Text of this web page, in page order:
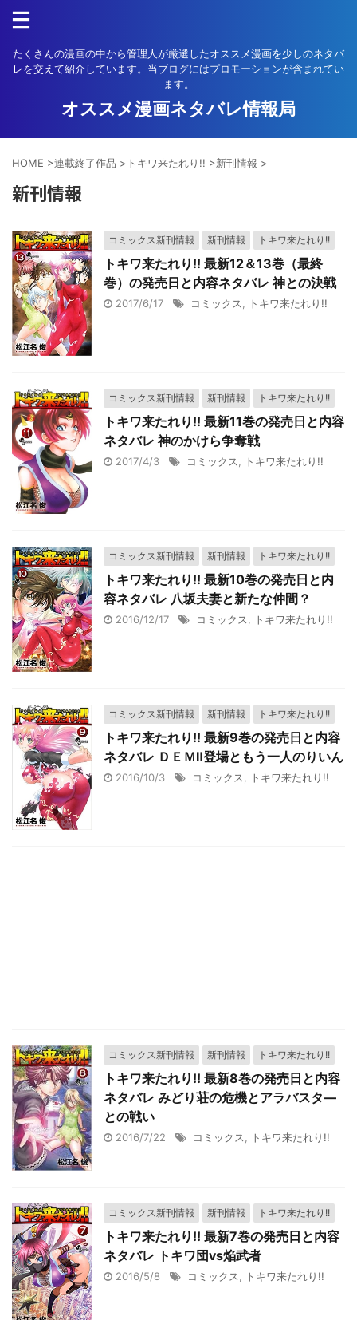
たくさんの漫画の中から管理人が厳選したオススメ漫画を少しのネタバ
レを交えて紹介しています。当ブログにはプロモーションが含まれてい
ます。
オススメ漫画ネタバレ情報局
HOME >連載終了作品 > トキワ来たれり!! >新刊情報 >
新刊情報
コミックス新刊情報 新刊情報 トキワ来たれり!!
トキワ来たれり!! 最新12＆13巻（最終
巻）の発売日と内容ネタバレ 神との決戦
2017/6/17 コミックス トキワ来たれり!!
コミックス新刊情報 新刊情報 トキワ来たれり!!
トキワ来たれり!! 最新11巻の発売日と内容
ネタバレ 神のかけら争奪戦
2017/4/3 コミックス トキワ来たれり!!
コミックス新刊情報 新刊情報 トキワ来たれり!!
トキワ来たれり!! 最新10巻の発売日と内
容ネタバレ 八坂夫妻と新たな仲間？
2016/12/17 コミックス トキワ来たれり!!
コミックス新刊情報 新刊情報 トキワ来たれり!!
トキワ来たれり!! 最新9巻の発売日と内容
ネタバレ ＤＥＭⅡ登場ともう一人のりいん
2016/10/3 コミックス トキワ来たれり!!
コミックス新刊情報 新刊情報 トキワ来たれり!!
トキワ来たれり!! 最新8巻の発売日と内容
ネタバレ みどり荘の危機とアラバスタ―
との戦い
2016/7/22 コミックス, トキワ来たれり!!
コミックス新刊情報 新刊情報 トキワ来たれり!!
トキワ来たれり!! 最新7巻の発売日と内容
ネタバレ トキワ団vs焔武者
2016/5/8 コミックス, トキワ来たれり!!